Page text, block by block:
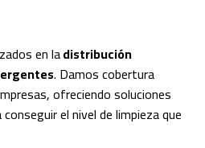
en ladistribución
. Damos cobertura
ofreciendo soluciones
el nivel de limpieza que